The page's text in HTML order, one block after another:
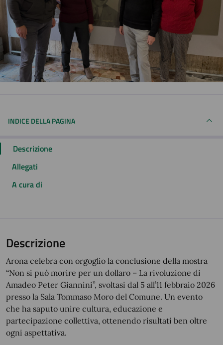
INDICE DELLA PAGINA
Descrizione
Allegati
A cura di
Descrizione
Arona celebra con orgoglio la conclusione della mostra
“Non si può morire per un dollaro – La rivoluzione di
Amadeo Peter Giannini”, svoltasi dal 5 all’11 febbraio 2026
presso la Sala Tommaso Moro del Comune. Un evento
che ha saputo unire cultura, educazione e
partecipazione collettiva, ottenendo risultati ben oltre
ogni aspettativa.